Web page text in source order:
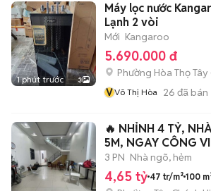
1 phút trước 3
Máy lọc nước
Lạnh 2 vòi
Mới Kangaroo
5.690.000 đ
Phường Hòa Thọ Tây
VVõ Thị Hòa 26 đã bán
🔥 NHỈNH 4 TỶ,
5M, NGAY CÔNG
QUANG TRUNG
3 PN Nhà ngõ, hẻm
4,65 tỷ 47 tr/m² 100